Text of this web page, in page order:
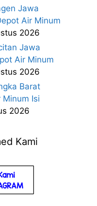
Jawa
Air Minum
2026
Jawa
Air Minum
2026
Barat
Minum Isi
2026
Kami